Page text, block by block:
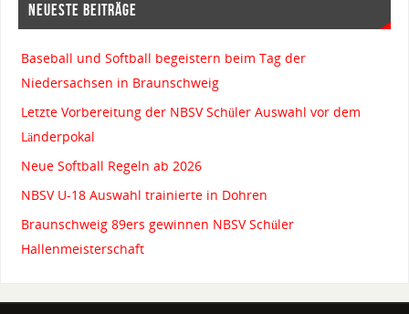
NEUESTE BEITRÄGE
Baseball und Softball begeistern beim Tag der
Niedersachsen in Braunschweig
Letzte Vorbereitung der NBSV Schüler Auswahl vor dem
Länderpokal
Neue Softball Regeln ab 2026
NBSV U-18 Auswahl trainierte in Dohren
Braunschweig 89ers gewinnen NBSV Schüler
Hallenmeisterschaft